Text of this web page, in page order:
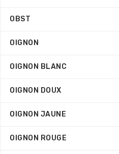
OBST
OIGNON
OIGNON BLANC
OIGNON DOUX
OIGNON JAUNE
OIGNON ROUGE